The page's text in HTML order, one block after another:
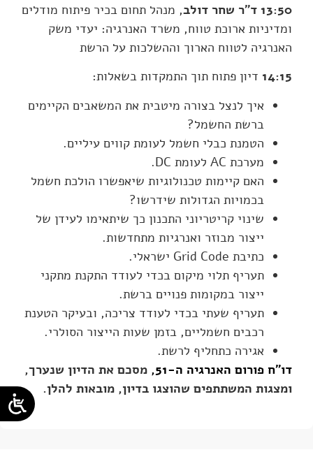
13:50 ד"ר שחר דולב, מנהל תחום בכיר פיתוח מודלים
ומדיניות ארוכת טווח, משרד האנרגיה: יעדי משק
האנרגיה לטווח הארוך וההשלכות על הרשת
14:15 דיון פתוח תוך התמקדות בשאלות:
איך לנצל בצורה מיטבית את המשאבים הקיימים
ברשת החשמל?
הטמנת כבלי חשמל לעומת קווים עיליים.
מערכת AC לעומת DC.
האם קיימות טכנולוגיות שיאפשרו הולכת חשמל
בכמויות הגדולות שידרשו?
שינוי קריטריוני התכנון כך שיתאימו לעידן של
ייצור מבוזר ואנרגיות מתחדשות.
כתיבת Grid Code ישראלי.
תעריף תלוי מיקום בכדי לעודד התקנת מתקני
ייצור במקומות פנויים ברשת.
תעריף שעתי בכדי לעודד צריכה, ובעיקר הטענת
רכבים חשמליים, בזמן שעות הייצור הסולרי.
אגירה כתחליף לרשת.
דו"ח פורום האנרגיה ה-51,
מסכם את הדיון שנערך,
ומצגות המשתתפים שהוצגו בדיון, מובאות להלן.